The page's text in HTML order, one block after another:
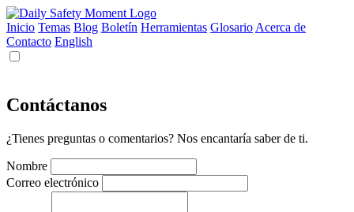
Inicio Temas Blog Boletín Herramientas Glosario Acerca de
Contacto English
Contáctanos
¿Tienes preguntas o comentarios? Nos encantaría saber de ti.
Nombre
Correo electrónico